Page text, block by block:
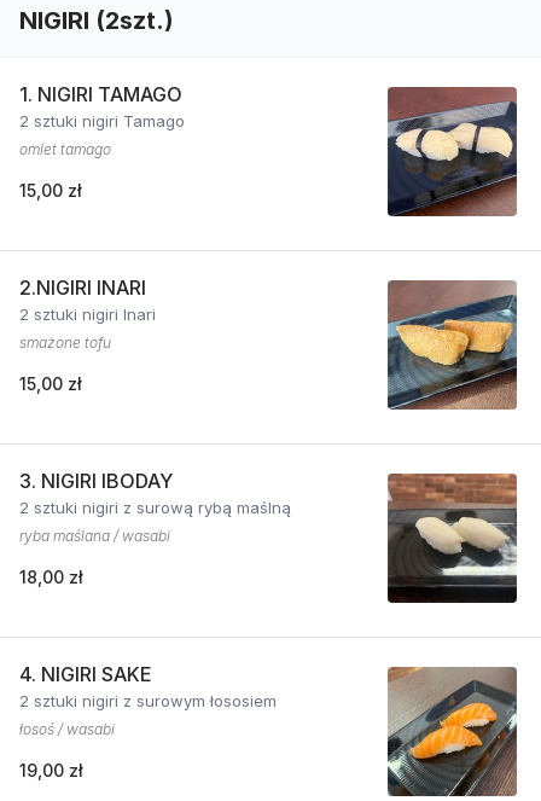
NIGIRI (2szt.)
1. NIGIRI TAMAGO
2 sztuki nigiri Tamago
omlet tamago
15,00 zł
2.NIGIRI INARI
2 sztuki nigiri Inari
smażone tofu
15,00 zł
3. NIGIRI IBODAY
2 sztuki nigiri z surową rybą maślną
ryba maślana / wasabi
18,00 zł
4. NIGIRI SAKE
2 sztuki nigiri z surowym łososiem
łosoś / wasabi
19,00 zł